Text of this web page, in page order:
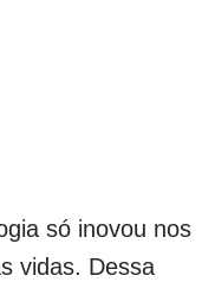
só inovou nos
vidas. Dessa